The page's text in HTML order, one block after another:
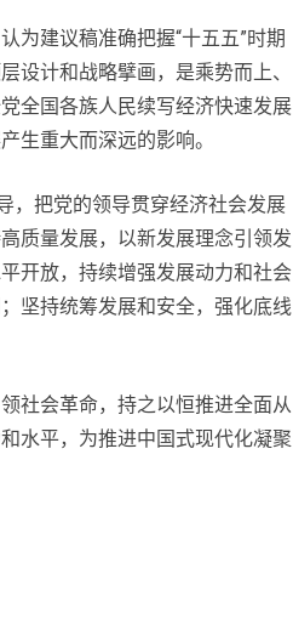
建议稿准确把握“十五五”时期
设计和战略擘画，是乘势而上、
全国各族人民续写经济快速发展
生重大而深远的影响。
把党的领导贯穿经济社会发展
质量发展，以新发展理念引领发
开放，持续增强发展动力和社会
坚持统筹发展和安全，强化底线
社会革命，持之以恒推进全面从
水平，为推进中国式现代化凝聚